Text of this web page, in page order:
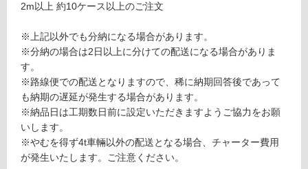
認
だ
さ
対
応
て
い
2m以上 約10ケース以上のご注文
※上記以外でも分納になる場合があります。
※分納の場合は2日以上に分けての配送になる場合がありま
す。
※路線便での配送となりますので、稀に納期回答後であって
も納期の遅延が発生する場合があります。
※納品日は工期数日前に設定いただきますようご協力をお願
いします。
※やむを得ず4t車輛以外の配送となる場合、チャーター費用
が発生いたします。ご注意ください。